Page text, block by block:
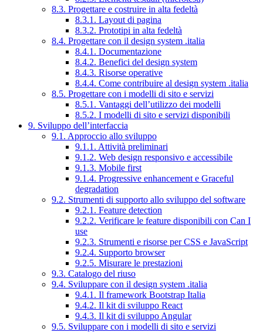
8.3. Progettare e costruire in alta fedeltà
8.3.1. Layout di pagina
8.3.2. Prototipi in alta fedeltà
8.4. Progettare con il design system .italia
8.4.1. Documentazione
8.4.2. Benefici del design system
8.4.3. Risorse operative
8.4.4. Come contribuire al design system .italia
8.5. Progettare con i modelli di sito e servizi
8.5.1. Vantaggi dell’utilizzo dei modelli
8.5.2. I modelli di sito e servizi disponibili
9. Sviluppo dell’interfaccia
9.1. Approccio allo sviluppo
9.1.1. Attività preliminari
9.1.2. Web design responsivo e accessibile
9.1.3. Mobile first
9.1.4. Progressive enhancement e Graceful
degradation
9.2. Strumenti di supporto allo sviluppo del software
9.2.1. Feature detection
9.2.2. Verificare le feature disponibili con Can I
use
9.2.3. Strumenti e risorse per CSS e JavaScript
9.2.4. Supporto browser
9.2.5. Misurare le prestazioni
9.3. Catalogo del riuso
9.4. Sviluppare con il design system .italia
9.4.1. Il framework Bootstrap Italia
9.4.2. Il kit di sviluppo React
9.4.3. Il kit di sviluppo Angular
9.5. Sviluppare con i modelli di sito e servizi